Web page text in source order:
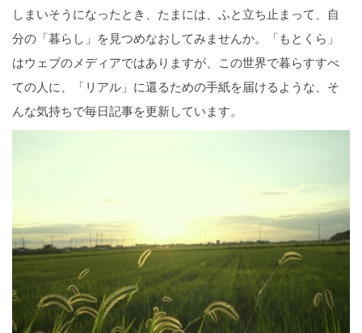
しまいそうになったとき、たまには、ふと立ち止まって、自
分の「暮らし」を見つめなおしてみませんか。「もとくら」
はウェブのメディアではありますが、この世界で暮らすすべ
ての人に、「リアル」に還るための手紙を届けるような、そ
んな気持ちで毎日記事を更新しています。